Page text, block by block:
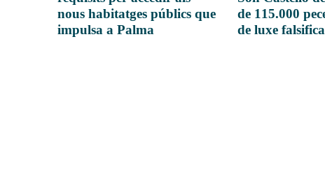
nous habitatges públics que
impulsa a Palma
de 115.000
de luxe